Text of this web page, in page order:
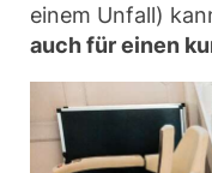
einem Unfall)
auch für einen